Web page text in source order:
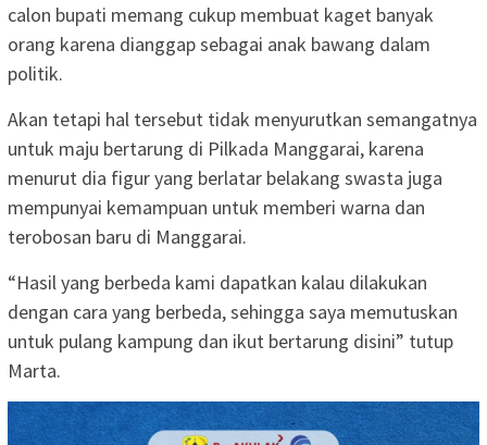
calon bupati memang cukup membuat kaget banyak
orang karena dianggap sebagai anak bawang dalam
politik.
Akan tetapi hal tersebut tidak menyurutkan semangatnya
untuk maju bertarung di Pilkada Manggarai, karena
menurut dia figur yang berlatar belakang swasta juga
mempunyai kemampuan untuk memberi warna dan
terobosan baru di Manggarai.
“Hasil yang berbeda kami dapatkan kalau dilakukan
dengan cara yang berbeda, sehingga saya memutuskan
untuk pulang kampung dan ikut bertarung disini” tutup
Marta.